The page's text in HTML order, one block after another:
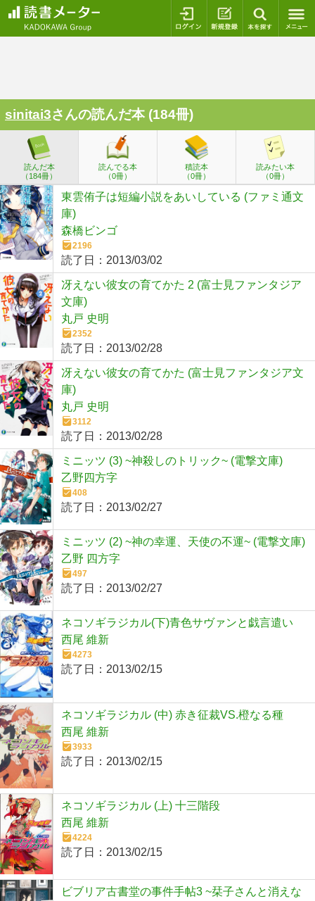
ログイン 新規登録
sinitai3さんの読んだ本 (184冊)
読んだ本
（184冊）
読んでる本
（0冊）
積読本
（0冊）
読みたい本
（0冊）
東雲侑子は短編小説をあいしている (ファミ通文
庫)
森橋ビンゴ
2196
読了日： 2013/03/02
冴えない彼女の育てかた 2 (富士見ファンタジア
文庫)
丸戸 史明
2352
読了日： 2013/02/28
冴えない彼女の育てかた (富士見ファンタジア文
庫)
丸戸 史明
3112
読了日： 2013/02/28
ミニッツ (3) ~神殺しのトリック~ (電撃文庫)
乙野四方字
408
読了日： 2013/02/27
ミニッツ (2) ~神の幸運、天使の不運~ (電撃文庫)
乙野 四方字
497
読了日： 2013/02/27
ネコソギラジカル(下)青色サヴァンと戯言遣い
西尾 維新
4273
読了日： 2013/02/15
ネコソギラジカル (中) 赤き征裁VS.橙なる種
西尾 維新
3933
読了日： 2013/02/15
ネコソギラジカル (上) 十三階段
西尾 維新
4224
読了日： 2013/02/15
ビブリア古書堂の事件手帖3 ~栞子さんと消えな